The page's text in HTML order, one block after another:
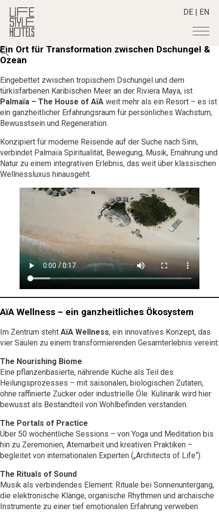
DE | EN
Hotels
Alle Hotels
Alpine Lifestyle
Beach
City
Countryside
Mindful Traveller
New Member
Destinationen +
Alle Destinationen
Belgien
Deutschland
Griechenland
Indien
Indonesien
Italien
Japan
Kroatien
Mexico
Niederlande
Österreich
Portugal
Schweden
USA
Stories +
Alle Stories
Aktiv & Wellness
Culture
Design & Architektur
Eat & Drink
Mindful Traveller
Osterkalender
Persönlichkeiten
Shop +
Lifestylehotels BOOK
The Stylemate Magazin/e
Gutschein/Voucher
Alle Smart Deals
Smart Traveller
Newsletter
Become a member
Member Benefits
Register your Hotel
About us +
Mission Statement
Our Story
Career
Kontakt
Impressum
Adventkalender
Ein Ort für Transformation zwischen Dschungel &
Ozean
Eingebettet zwischen tropischem Dschungel und dem
türkisfarbenen Karibischen Meer an der Riviera Maya, ist
Palmaïa – The House of AïA weit mehr als ein Resort – es ist
ein ganzheitlicher Erfahrungsraum für persönliches Wachstum,
Bewusstsein und Regeneration.
Konzipiert für moderne Reisende auf der Suche nach Sinn,
verbindet Palmaïa Spiritualität, Bewegung, Musik, Ernährung und
Natur zu einem integrativen Erlebnis, das weit über klassischen
Wellnessluxus hinausgeht.
AïA Wellness – ein ganzheitliches Ökosystem
Im Zentrum steht AïA Wellness, ein innovatives Konzept, das
vier Säulen zu einem transformierenden Gesamterlebnis vereint:
The Nourishing Biome
Eine pflanzenbasierte, nährende Küche als Teil des
Heilungsprozesses – mit saisonalen, biologischen Zutaten,
ohne raffinierte Zucker oder industrielle Öle. Kulinarik wird hier
bewusst als Bestandteil von Wohlbefinden verstanden.
The Portals of Practice
Über 50 wöchentliche Sessions – von Yoga und Meditation bis
hin zu Zeremonien, Atemarbeit und kreativen Praktiken –
begleitet von internationalen Experten („Architects of Life“).
The Rituals of Sound
Musik als verbindendes Element: Rituale bei Sonnenuntergang,
die elektronische Klänge, organische Rhythmen und archaische
Instrumente zu einer tief emotionalen Erfahrung verweben.